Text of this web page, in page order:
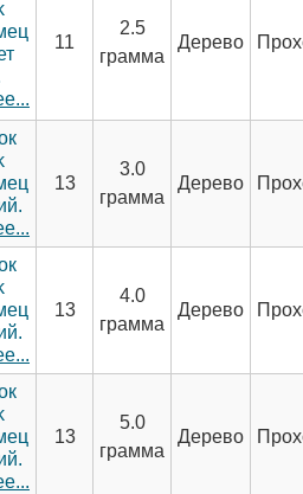
11
2.5
грамма
Дерево
13
3.0
грамма
Дерево
13
4.0
грамма
Дерево
13
5.0
грамма
Дерево